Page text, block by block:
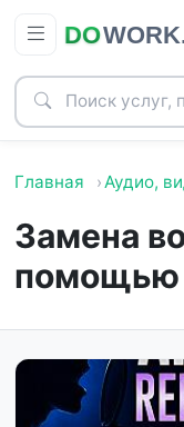
Главная Аудио,
Замена